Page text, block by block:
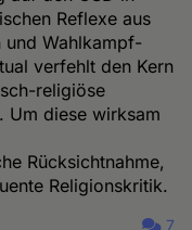
Reflexe aus
und Wahlkampf-
verfehlt den Kern
religiöse
Um diese wirksam
Rücksichtnahme,
Religionskritik.
7